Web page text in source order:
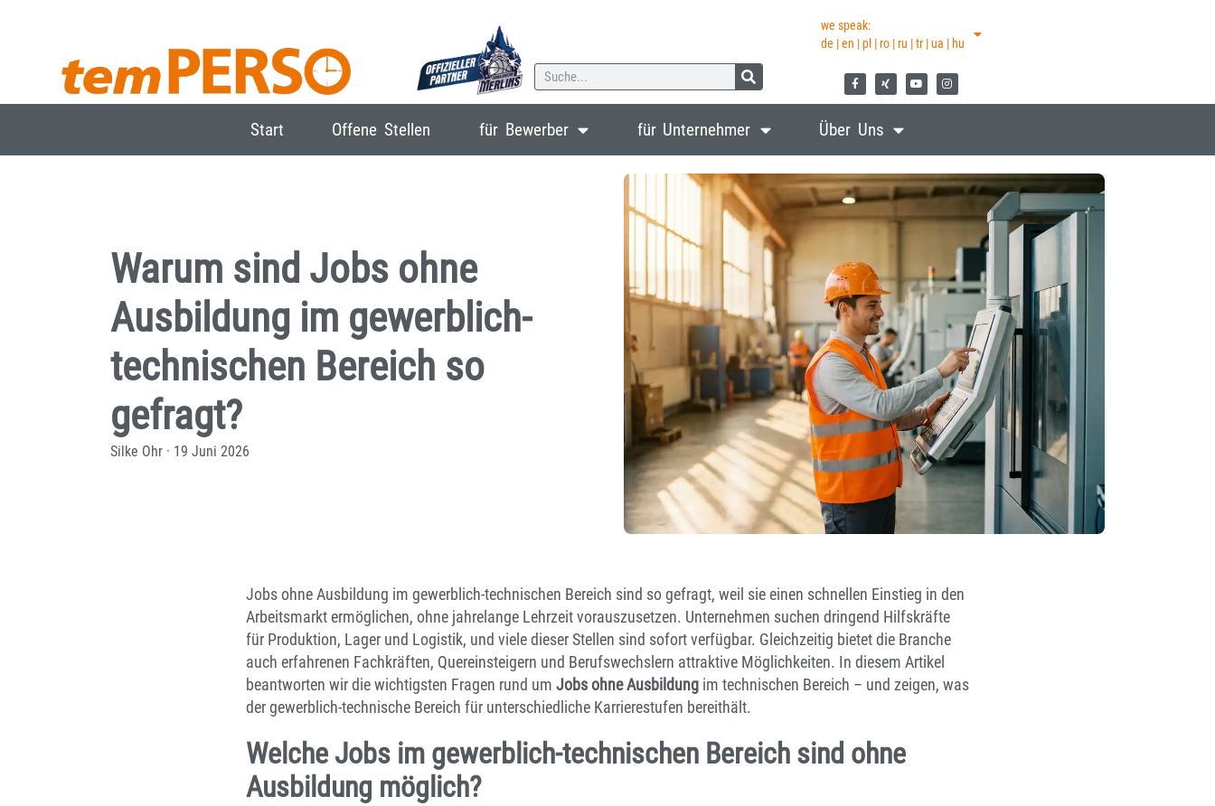
we speak:
de | en | pl | ro | ru | tr | ua | hu
Start Offene Stellen für Bewerber für Unternehmer Über Uns
Warum sind Jobs ohne
Ausbildung im gewerblich-
technischen Bereich so
gefragt?
Silke Ohr · 19 Juni 2026
Jobs ohne Ausbildung im gewerblich-technischen Bereich sind so gefragt, weil sie einen schnellen Einstieg in den
Arbeitsmarkt ermöglichen, ohne jahrelange Lehrzeit vorauszusetzen. Unternehmen suchen dringend Hilfskräfte
für Produktion, Lager und Logistik, und viele dieser Stellen sind sofort verfügbar. Gleichzeitig bietet die Branche
auch erfahrenen Fachkräften, Quereinsteigern und Berufswechslern attraktive Möglichkeiten. In diesem Artikel
beantworten wir die wichtigsten Fragen rund um Jobs ohne Ausbildung im technischen Bereich – und zeigen, was
der gewerblich-technische Bereich für unterschiedliche Karrierestufen bereithält.
Welche Jobs im gewerblich-technischen Bereich sind ohne
Ausbildung möglich?